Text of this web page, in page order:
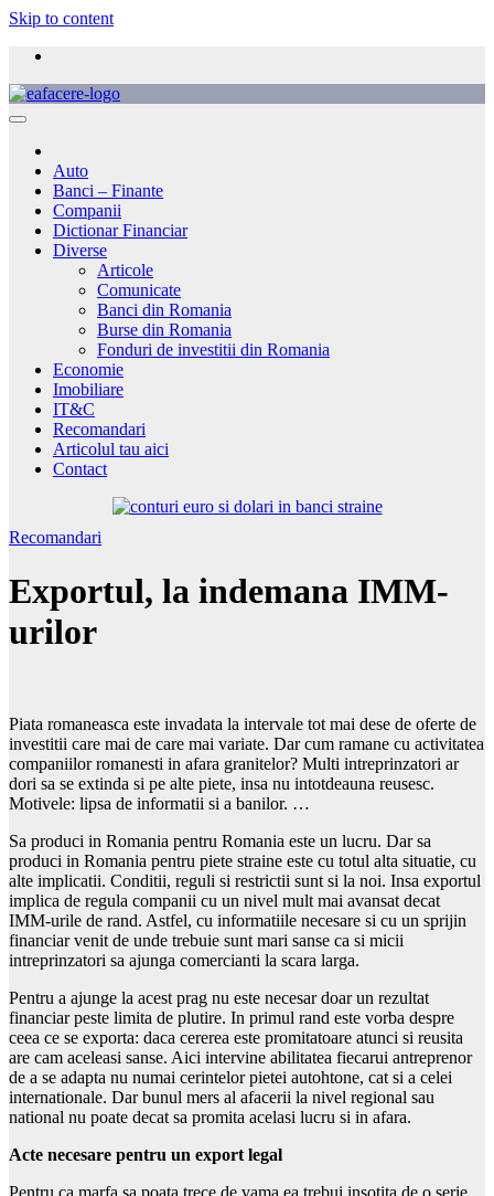
Skip to content
Auto
Banci – Finante
Companii
Dictionar Financiar
Diverse
Articole
Comunicate
Banci din Romania
Burse din Romania
Fonduri de investitii din Romania
Economie
Imobiliare
IT&C
Recomandari
Articolul tau aici
Contact
Recomandari
Exportul, la indemana IMM-
urilor
Piata romaneasca este invadata la intervale tot mai dese de oferte de
investitii care mai de care mai variate. Dar cum ramane cu activitatea
companiilor romanesti in afara granitelor? Multi intreprinzatori ar
dori sa se extinda si pe alte piete, insa nu intotdeauna reusesc.
Motivele: lipsa de informatii si a banilor. …
Sa produci in Romania pentru Romania este un lucru. Dar sa
produci in Romania pentru piete straine este cu totul alta situatie, cu
alte implicatii. Conditii, reguli si restrictii sunt si la noi. Insa exportul
implica de regula companii cu un nivel mult mai avansat decat
IMM-urile de rand. Astfel, cu informatiile necesare si cu un sprijin
financiar venit de unde trebuie sunt mari sanse ca si micii
intreprinzatori sa ajunga comercianti la scara larga.
Pentru a ajunge la acest prag nu este necesar doar un rezultat
financiar peste limita de plutire. In primul rand este vorba despre
ceea ce se exporta: daca cererea este promitatoare atunci si reusita
are cam aceleasi sanse. Aici intervine abilitatea fiecarui antreprenor
de a se adapta nu numai cerintelor pietei autohtone, cat si a celei
internationale. Dar bunul mers al afacerii la nivel regional sau
national nu poate decat sa promita acelasi lucru si in afara.
Acte necesare pentru un export legal
Pentru ca marfa sa poata trece de vama ea trebui insotita de o serie